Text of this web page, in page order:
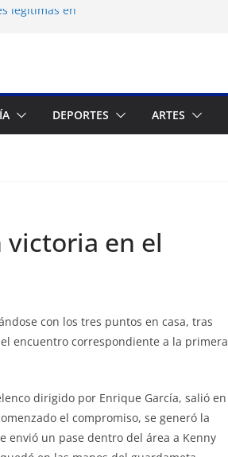
legítimas en
Purja tras
DEPORTES ARTES
victoria en el
con los tres puntos en casa, tras
encuentro correspondiente a la primera
dirigido por Enrique García, salió en
el compromiso, se generó la
envió un pase dentro del área a Kenny